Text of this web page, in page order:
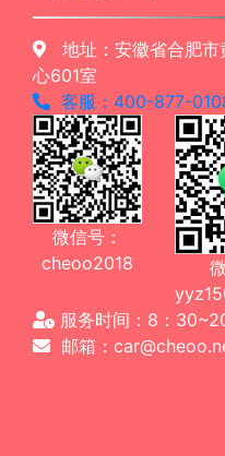
地址：安徽省合肥市
心601室
客服：400-877-
微信号：
cheoo2018
服务时间：8：
邮箱：